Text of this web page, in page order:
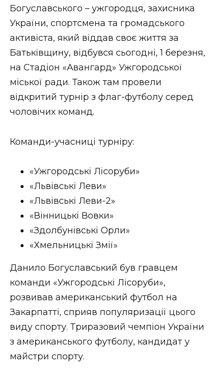
ЗАКАРПАТСЬКІ НОВИНИ
НОВИНИ ЗАХІДНОЇ УКРАЇНИ
Богуславського – ужгородця, захисника
України, спортсмена та громадського
активіста, який віддав своє життя за
Батьківщину, відбувся сьогодні, 1 березня,
на Стадіон «Авангард» Ужгородської
міської ради. Також там провели
відкритий турнір з флаг-футболу серед
чоловічих команд.
Команди-учасниці турніру:
«Ужгородські Лісоруби»
«Львівські Леви»
«Львівські Леви-2»
«Вінницькі Вовки»
«Здолбунівські Орли»
«Хмельницькі Змії»
Данило Богуславський був гравцем
команди «Ужгородські Лісоруби»,
розвивав американський футбол на
Закарпатті, сприяв популяризації цього
виду спорту. Триразовий чемпіон України
з американського футболу, кандидат у
майстри спорту.